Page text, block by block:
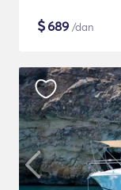
$689 /dan